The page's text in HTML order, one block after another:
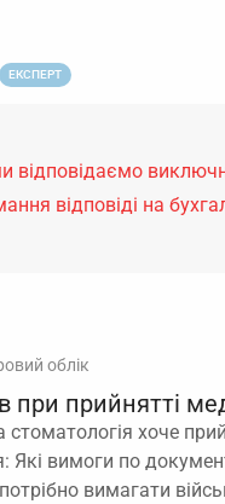
ЕКСПЕРТ
відповідаємо
відповіді на
облік
при прийнятті
хоче
Які вимоги по
вимагати